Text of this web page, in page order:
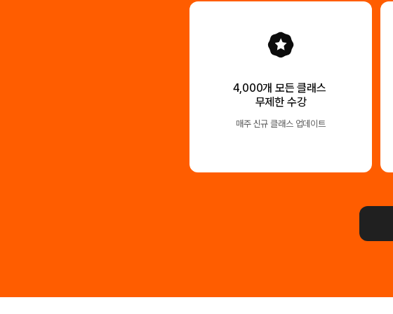
4,000개 모든 클래스
무제한 수강
매주 신규 클래스 업데이트